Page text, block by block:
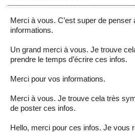
Merci à vous. C’est super de
informations.
Un grand merci à vous. Je trouve
prendre le temps d’écrire ces infos.
Merci pour vos informations.
Merci à vous. Je trouve cela très
de poster ces infos.
Hello, merci pour ces infos. Je vous